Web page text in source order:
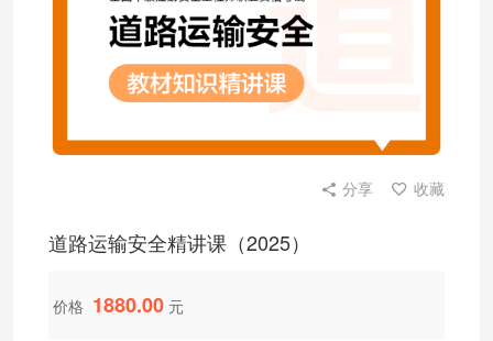
分享 收藏
道路运输安全精讲课（2025）
价格 1880.00 元